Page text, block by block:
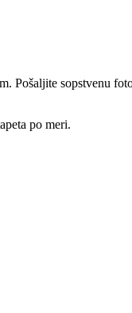
Pošaljite sopstvenu
po meri.